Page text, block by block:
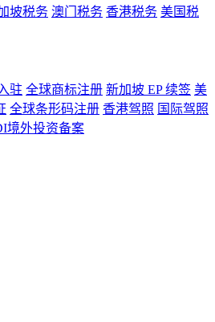
坡税务 澳门税务 香港税务 美国税
驻 全球商标注册 新加坡 EP 续签 美
全球条形码注册 香港驾照 国际驾照
境外投资备案